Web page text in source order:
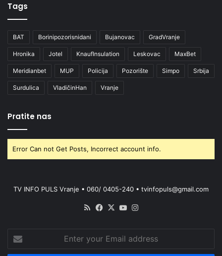
Tags
BAT Borinipozorisnidani Bujanovac GradVranje
Hronika Jotel KnaufInsulation Leskovac MaxBet
Meridianbet MUP Policija Pozorište Simpo Srbija
Surdulica VladičinHan Vranje
Pratite nas
Error Can not Get Posts, Incorrect account info.
TV INFO PULS Vranje • 060/ 0405-240 • tvinfopuls@gmail.com
RSS Facebook
X YouTube
your
Email